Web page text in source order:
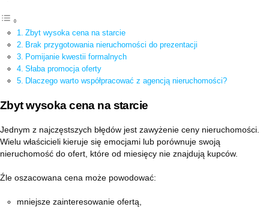
Zbyt wysoka cena na starcie
Brak przygotowania nieruchomości do prezentacji
Pomijanie kwestii formalnych
Słaba promocja oferty
Dlaczego warto współpracować z agencją nieruchomości?
Zbyt wysoka cena na starcie
Jednym z najczęstszych błędów jest zawyżenie ceny nieruchomości.
Wielu właścicieli kieruje się emocjami lub porównuje swoją
nieruchomość do ofert, które od miesięcy nie znajdują kupców.
Źle oszacowana cena może powodować:
mniejsze zainteresowanie ofertą,